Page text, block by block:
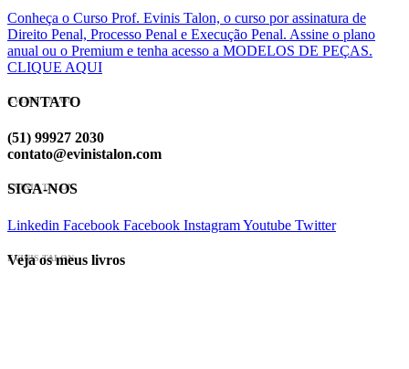
Conheça o Curso Prof. Evinis Talon, o curso por assinatura de
Direito Penal, Processo Penal e Execução Penal. Assine o plano
anual ou o Premium e tenha acesso a MODELOS DE PEÇAS.
CLIQUE AQUI
EVINIS TALON
CONTATO
(51) 99927 2030
contato@evinistalon.com
EVINIS TALON
SIGA-NOS
Linkedin Facebook Facebook InstagramYoutube Twitter
EVINIS TALON
Veja os meus livros